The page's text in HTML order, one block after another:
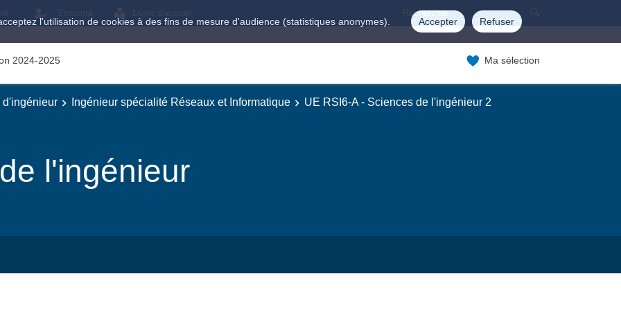
l'utilisation de cookies à des fins de mesure d'audience (statistiques anonymes). Accepter Refuser
S'inscrire Livret d'accueil
2024-2025 Ma sélection
d'ingénieur Ingénieur spécialité Réseaux et Informatique UE RSI6-A - Sciences de l'ingénieur 2
l'ingénieur